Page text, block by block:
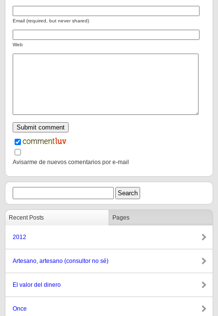
Email (required, but never shared)
Web
Avisarme de nuevos comentarios por e-mail
Recent Posts Pages
2012
Artesano, artesano (consultor no sé)
El valor del dinero
Once